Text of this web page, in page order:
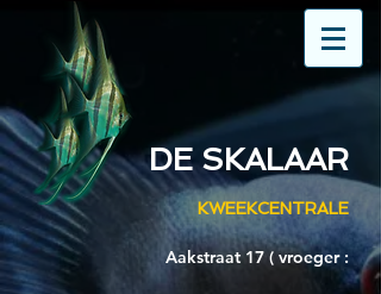
DE SKALAAR
KWEEKCENTRALE
Aakstraat 17 ( vroeger :